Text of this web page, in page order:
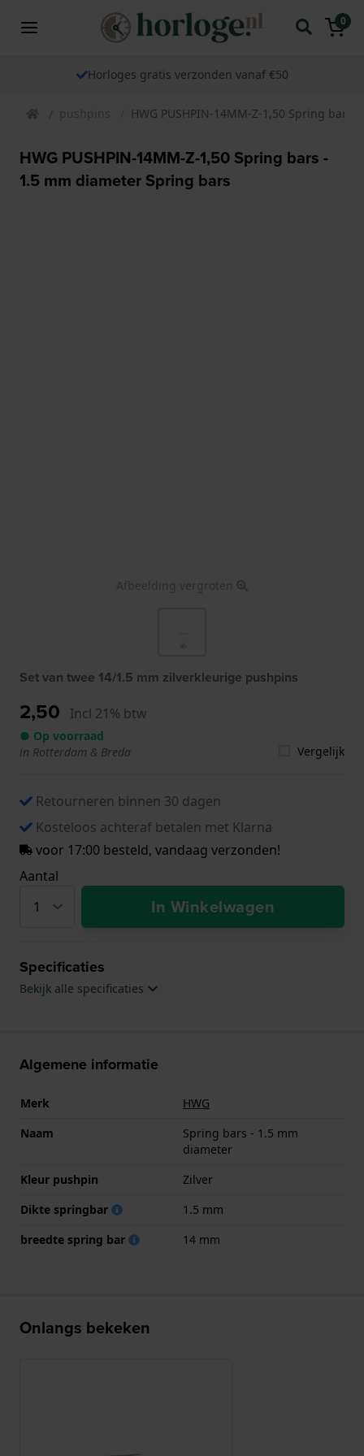
0
Horloges gratis verzonden vanaf €50
pushpins HWG PUSHPIN-14MM-Z-1,50 Spring
HWG PUSHPIN-14MM-Z-1,50 Spring bars -
1.5 mm diameter Spring bars
Afbeelding vergroten
Set van twee 14/1.5 mm zilverkleurige pushpins
2,50 Incl 21% btw
● Op voorraad
in Rotterdam & Breda
Vergelijk
Retourneren binnen 30 dagen
Kosteloos achteraf betalen met Klarna
voor 17:00 besteld, vandaag verzonden!
Aantal
In Winkelwagen
Specificaties
Bekijk alle specificaties
Algemene informatie
Merk
HWG
Naam
Spring bars - 1.5 mm
diameter
Kleur pushpin
Zilver
Dikte springbar
1.5 mm
breedte spring bar
14 mm
Onlangs bekeken